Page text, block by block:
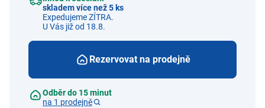
skladem více než 5 ks
Expedujeme ZÍTRA.
U Vás již od 18.8.
Rezervovat na prodejně
Odběr do 15 minut
na 1 prodejně